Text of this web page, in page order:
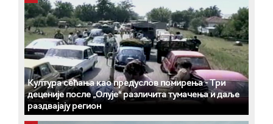
Култура сећања као предуслов помирења ­- Три
деценије после „Олује“ различита тумачења и даље
раздвајају регион